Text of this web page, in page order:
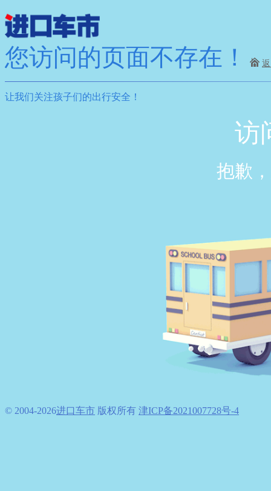
您访问的页面不存在！
让我们关注孩子们的出行安全！
访
抱歉
© 2004-2026进口车市 版权所有 津ICP备2021007728号-4